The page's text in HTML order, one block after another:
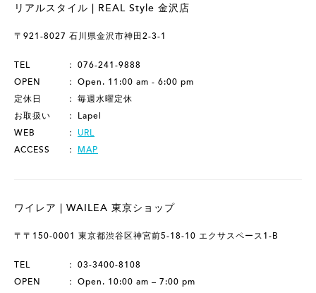
リアルスタイル | REAL Style 金沢店
〒921-8027 石川県金沢市神田2-3-1
TEL
076-241-9888
OPEN
Open. 11:00 am - 6:00 pm
定休日
毎週水曜定休
お取扱い
Lapel
WEB
URL
ACCESS
MAP
ワイレア | WAILEA 東京ショップ
〒〒150-0001 東京都渋谷区神宮前5-18-10 エクサスペース1-B
TEL
03-3400-8108
OPEN
Open. 10:00 am – 7:00 pm